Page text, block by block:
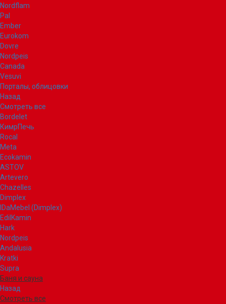
Nordflam
Pal
Ember
Eurokom
Dovre
Nordpeis
Canada
Vesuvi
Порталы, облицовки
Назад
Смотреть все
Bordelet
КимрПечь
Rocal
Meta
Ecokamin
ASTOV
Artevero
Chazelles
Dimplex
IDaMebel (Dimplex)
EdilKamin
Hark
Nordpeis
Andalusia
Kratki
Supra
Баня и сауна
Назад
Смотреть все